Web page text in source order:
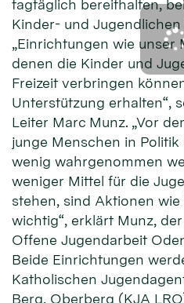
tagtäglich bereithalten,
Kinder- und
„Einrichtungen wie unser
denen die Kinder und
Freizeit verbringen
Unterstützung erhalten“,
Leiter Marc Munz. „Vor
junge Menschen in
wenig wahrgenommen
weniger Mittel für die
stehen, sind Aktionen wie
wichtig“, erklärt Munz,
Offene Jugendarbeit
Beide Einrichtungen
Katholischen
Berg, Oberberg (KJA